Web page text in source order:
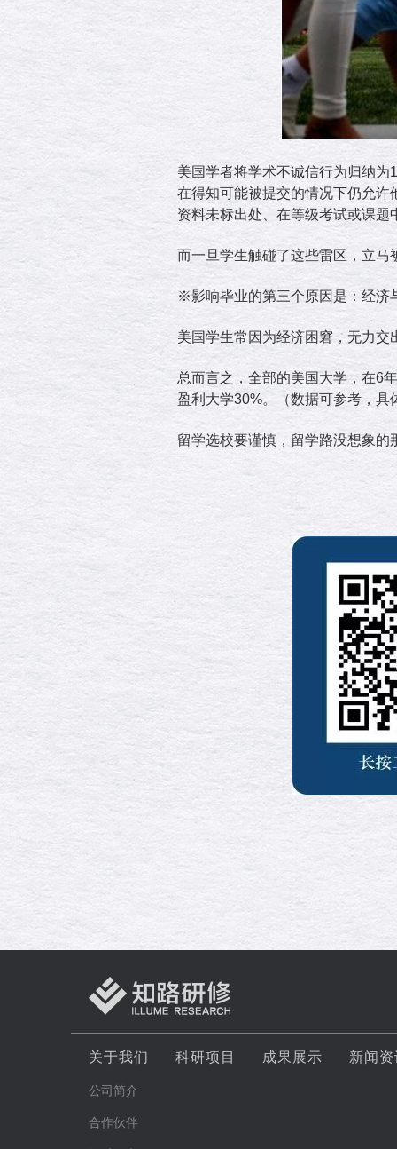
美国学者将学术不诚信行为归纳
在得知可能被提交的情况下仍允
资料未标出处、在等级考试或课
而一旦学生触碰了这些雷区，立
※影响毕业的第三个原因是：经济
美国学生常因为经济困窘，无力
总而言之，全部的美国大学，在6
盈利大学30%。（数据可参考，
留学选校要谨慎，留学路没想象
关于我们
公司简介
合作伙伴
科研项目 成果展示 新闻